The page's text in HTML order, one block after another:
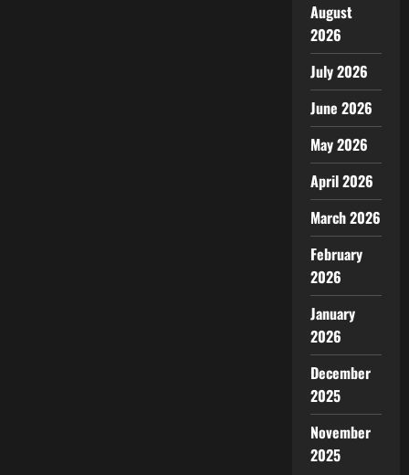
August
2026
July 2026
June 2026
May 2026
April 2026
March 2026
February
2026
January
2026
December
2025
November
2025